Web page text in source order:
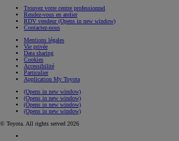
Trouvez votre centre professionnel
Rendez-vous en atelier
RDV vendeur(Opens in new window)
Contactez-nous
Mentions légales
Vie privée
Data sharing
Cookies
Accessibilité
Particulier
Application My Toyota
(Opens in new window)
(Opens in new window)
(Opens in new window)
(Opens in new window)
© Toyota. All rights served 2026